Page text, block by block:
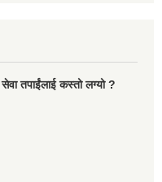
सेवा तपाईंलाई कस्तो लग्यो ?